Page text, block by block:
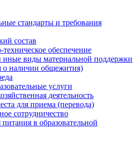
стандарты и требования
состав
обеспечение
виды материальной поддержки
о наличии общежития)
услуги
деятельность
для приема (перевода)
сотрудничество
в образовательной